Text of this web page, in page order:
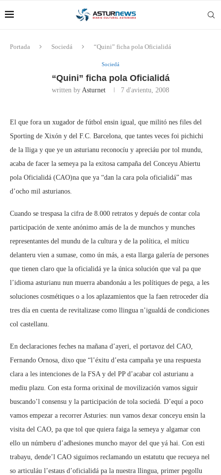
Portada Sociedá “Quini” ficha pola Oficialidá
Sociedá
“Quini” ficha pola Oficialidá
written by Asturnet 7 d'avientu, 2008
El que fora un xugador de fútbol ensin igual, que militó nes files del
Sporting de Xixón y del F.C. Barcelona, que tantes veces foi pichichi
de la lliga y que ye un asturianu reconocíu y apreciáu por tol mundu,
acaba de facer la semeya pa la exitosa campaña del Conceyu Abiertu
pola Oficialidá (CAO)na que ya “dan la cara pola oficialidá” mas
d’ocho mil asturianos.
Cuando se trespasa la cifra de 8.000 retratos y depués de contar cola
participación de xente anónimo amás de la de munchos y munches
representantes del mundu de la cultura y de la política, el míticu
delanteru vien a sumase, como ún más, a esta llarga galería de persones
que tienen claro que la oficialidá ye la única solución que val pa que
l’idioma asturianu nun muerra abandonáu a les polítiques de pega, a les
soluciones cosmétiques o a los aplazamientos que la faen retroceder día
tres día en cuenta de revitalizase como llingua n’igualdá de condiciones
col castellanu.
En declaraciones feches na mañana d’ayeri, el portavoz del CAO,
Fernando Ornosa, dixo que “l’éxitu d’esta campaña ye una respuesta
clara a les intenciones de la FSA y del PP d’acabar col asturianu a
mediu plazu. Con esta forma orixinal de movilización vamos siguir
buscando’l consensu y la participación de tola sociedá. D’equí a poco
vamos empezar a recorrer Asturies: nun vamos dexar conceyu ensin la
visita del CAO, pa que tol que quiera faiga la semeya y algamar con
ello un númberu d’adhesiones muncho mayor del que yá hai. Con esti
trabayu, dende’l CAO siguimos reclamando un estatutu que recueya nel
so articuláu l’estaus d’oficialidá pa la nuestra llingua, primer pegollu